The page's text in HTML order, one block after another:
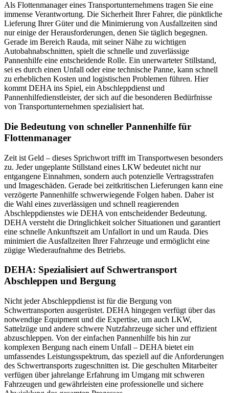
Als Flottenmanager eines Transportunternehmens tragen Sie eine
immense Verantwortung. Die Sicherheit Ihrer Fahrer, die pünktliche
Lieferung Ihrer Güter und die Minimierung von Ausfallzeiten sind
nur einige der Herausforderungen, denen Sie täglich begegnen.
Gerade im Bereich Rauda, mit seiner Nähe zu wichtigen
Autobahnabschnitten, spielt die schnelle und zuverlässige
Pannenhilfe eine entscheidende Rolle. Ein unerwarteter Stillstand,
sei es durch einen Unfall oder eine technische Panne, kann schnell
zu erheblichen Kosten und logistischen Problemen führen. Hier
kommt DEHA ins Spiel, ein Abschleppdienst und
Pannenhilfedienstleister, der sich auf die besonderen Bedürfnisse
von Transportunternehmen spezialisiert hat.
Die Bedeutung von schneller Pannenhilfe für
Flottenmanager
Zeit ist Geld – dieses Sprichwort trifft im Transportwesen besonders
zu. Jeder ungeplante Stillstand eines LKW bedeutet nicht nur
entgangene Einnahmen, sondern auch potenzielle Vertragsstrafen
und Imageschäden. Gerade bei zeitkritischen Lieferungen kann eine
verzögerte Pannenhilfe schwerwiegende Folgen haben. Daher ist
die Wahl eines zuverlässigen und schnell reagierenden
Abschleppdienstes wie DEHA von entscheidender Bedeutung.
DEHA versteht die Dringlichkeit solcher Situationen und garantiert
eine schnelle Ankunftszeit am Unfallort in und um Rauda. Dies
minimiert die Ausfallzeiten Ihrer Fahrzeuge und ermöglicht eine
zügige Wiederaufnahme des Betriebs.
DEHA: Spezialisiert auf Schwertransport
Abschleppen und Bergung
Nicht jeder Abschleppdienst ist für die Bergung von
Schwertransporten ausgerüstet. DEHA hingegen verfügt über das
notwendige Equipment und die Expertise, um auch LKW,
Sattelzüge und andere schwere Nutzfahrzeuge sicher und effizient
abzuschleppen. Von der einfachen Pannenhilfe bis hin zur
komplexen Bergung nach einem Unfall – DEHA bietet ein
umfassendes Leistungsspektrum, das speziell auf die Anforderungen
des Schwertransports zugeschnitten ist. Die geschulten Mitarbeiter
verfügen über jahrelange Erfahrung im Umgang mit schweren
Fahrzeugen und gewährleisten eine professionelle und sichere